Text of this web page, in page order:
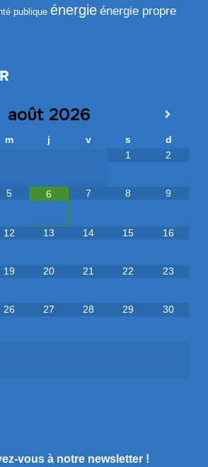
publique énergie énergie propre
août 2026
m j v s
d
1
2
5 6 7 8 9
12 13 14 15 16
19 20 21 22 23
26 27 28 29 30
vous à notre newsletter !